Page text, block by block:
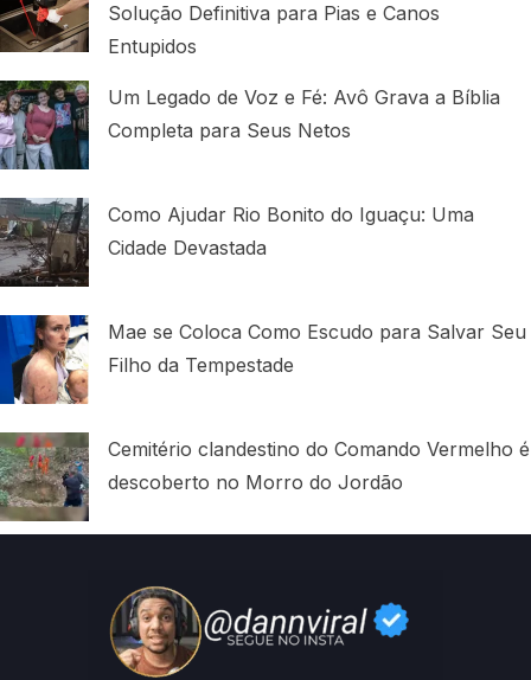
Solução Definitiva para Pias e Canos
Entupidos
Um Legado de Voz e Fé: Avô Grava a Bíblia
Completa para Seus Netos
Como Ajudar Rio Bonito do Iguaçu: Uma
Cidade Devastada
Mae se Coloca Como Escudo para Salvar Seu
Filho da Tempestade
Cemitério clandestino do Comando Vermelho é
descoberto no Morro do Jordão